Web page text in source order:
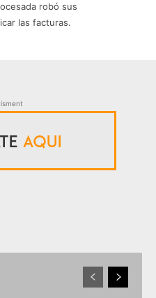
robó sus
las facturas.